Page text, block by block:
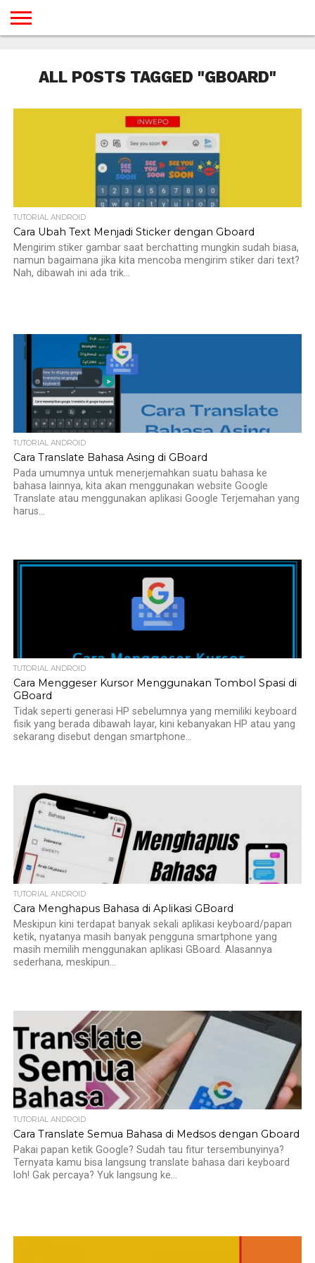
GAMES
DESAIN
ANDROID
IOS
YOUTUBE
INTERNET
WINDOWS
LINUX
MACINTOSH
MESSENGER
BLOGSPOT
WORDPRESS
PEMROGRAMAN
SEO
WEB
SERVER
ALL POSTS TAGGED "GBOARD"
TUTORIAL ANDROID
Cara Ubah Text Menjadi Sticker dengan Gboard
Mengirim stiker gambar saat berchatting mungkin sudah biasa,
namun bagaimana jika kita mencoba mengirim stiker dari text?
Nah, dibawah ini ada trik...
TUTORIAL ANDROID
Cara Translate Bahasa Asing di GBoard
Pada umumnya untuk menerjemahkan suatu bahasa ke
bahasa lainnya, kita akan menggunakan website Google
Translate atau menggunakan aplikasi Google Terjemahan yang
harus...
TUTORIAL ANDROID
Cara Menggeser Kursor Menggunakan Tombol Spasi di
GBoard
Tidak seperti generasi HP sebelumnya yang memiliki keyboard
fisik yang berada dibawah layar, kini kebanyakan HP atau yang
sekarang disebut dengan smartphone...
TUTORIAL ANDROID
Cara Menghapus Bahasa di Aplikasi GBoard
Meskipun kini terdapat banyak sekali aplikasi keyboard/papan
ketik, nyatanya masih banyak pengguna smartphone yang
masih memilih menggunakan aplikasi GBoard. Alasannya
sederhana, meskipun...
TUTORIAL ANDROID
Cara Translate Semua Bahasa di Medsos dengan Gboard
Pakai papan ketik Google? Sudah tau fitur tersembunyinya?
Ternyata kamu bisa langsung translate bahasa dari keyboard
loh! Gak percaya? Yuk langsung ke...